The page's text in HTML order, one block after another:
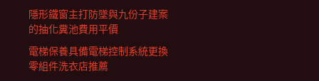
隱形鐵窗主打防墜與九份子建案
的抽化糞池費用平價
電梯保養具備電梯控制系統更換
零組件洗衣店推薦